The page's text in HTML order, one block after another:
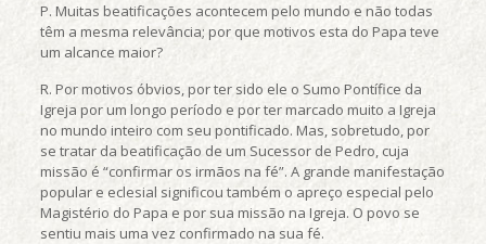
P. Muitas beatificações acontecem pelo mundo e não todas
têm a mesma relevância; por que motivos esta do Papa teve
um alcance maior?
R. Por motivos óbvios, por ter sido ele o Sumo Pontífice da
Igreja por um longo período e por ter marcado muito a Igreja
no mundo inteiro com seu pontificado. Mas, sobretudo, por
se tratar da beatificação de um Sucessor de Pedro, cuja
missão é “confirmar os irmãos na fé”. A grande manifestação
popular e eclesial significou também o apreço especial pelo
Magistério do Papa e por sua missão na Igreja. O povo se
sentiu mais uma vez confirmado na sua fé.